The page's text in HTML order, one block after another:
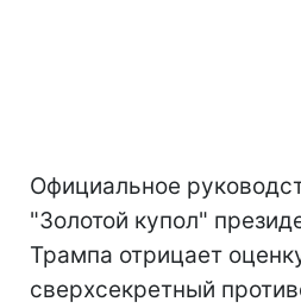
Официальное
"Золотой купол"
Трампа отрицает
сверхсекретный